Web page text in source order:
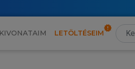
KIVONATAIM LETÖLTÉSEIM